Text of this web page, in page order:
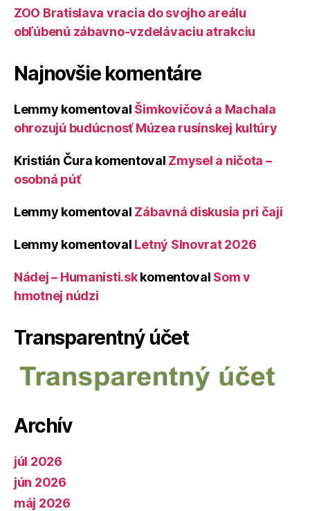
ZOO Bratislava vracia do svojho areálu
obľúbenú zábavno-vzdelávaciu atrakciu
Najnovšie komentáre
Lemmy komentoval Šimkovičová a Machala
ohrozujú budúcnosť Múzea rusínskej kultúry
Kristián Čura komentoval Zmysel a ničota –
osobná púť
Lemmy komentoval Zábavná diskusia pri čaji
Lemmy komentoval Letný Slnovrat 2026
Nádej – Humanisti.skkomentoval Som v
hmotnej núdzi
Transparentný účet
Archív
júl 2026
jún 2026
máj 2026